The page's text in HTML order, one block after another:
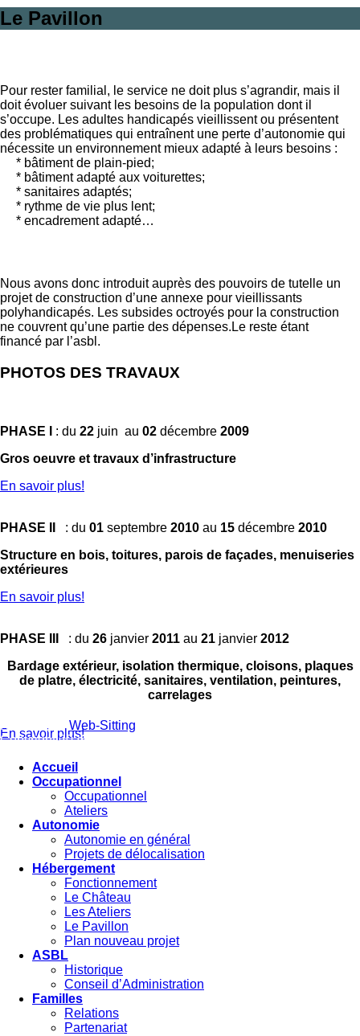
Le Pavillon
Pour rester familial, le service ne doit plus s’agrandir, mais il
doit évoluer suivant les besoins de la population dont il
s’occupe. Les adultes handicapés vieillissent ou présentent
des problématiques qui entraînent une perte d’autonomie qui
nécessite un environnement mieux adapté à leurs besoins :
* bâtiment de plain-pied;
* bâtiment adapté aux voiturettes;
* sanitaires adaptés;
* rythme de vie plus lent;
* encadrement adapté…
Nous avons donc introduit auprès des pouvoirs de tutelle un
projet de construction d’une annexe pour vieillissants
polyhandicapés. Les subsides octroyés pour la construction
ne couvrent qu’une partie des dépenses.Le reste étant
financé par l’asbl.
PHOTOS DES TRAVAUX
PHASE I : du 22 juin au 02 décembre 2009
Gros oeuvre et travaux d’infrastructure
En savoir plus!
PHASE II : du 01 septembre 2010 au 15 décembre 2010
Structure en bois, toitures, parois de façades, menuiseries
extérieures
En savoir plus!
PHASE III : du 26 janvier 2011 au 21 janvier 2012
Bardage extérieur, isolation thermique, cloisons, plaques
de platre, électricité, sanitaires, ventilation, peintures,
carrelages
En savoir plus!
Réalisé parWeb-Sitting
Copyright 2026 ©
Accueil
Occupationnel
Occupationnel
Ateliers
Autonomie
Autonomie en général
Projets de délocalisation
Hébergement
Fonctionnement
Le Château
Les Ateliers
Le Pavillon
Plan nouveau projet
ASBL
Historique
Conseil d’Administration
Familles
Relations
Partenariat